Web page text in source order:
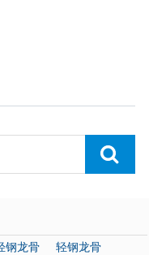
钢龙骨
轻钢龙骨